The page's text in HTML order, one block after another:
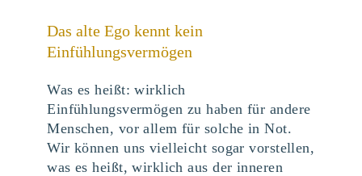
Das alte Ego kennt kein
Einfühlungsvermögen
Was es heißt: wirklich
Einfühlungsvermögen zu haben für andere
Menschen, vor allem für solche in Not.
Wir können uns vielleicht sogar vorstellen,
was es heißt, wirklich aus der inneren